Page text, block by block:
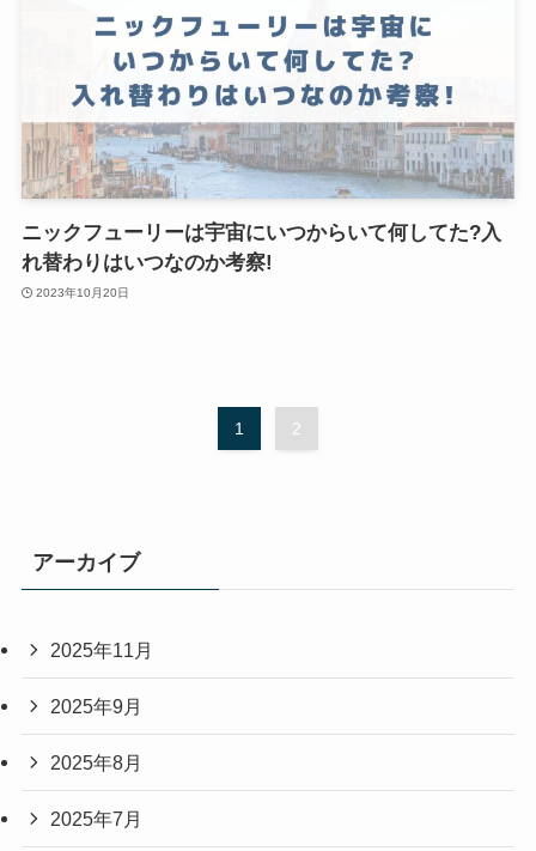
ニックフューリーは宇宙にいつからいて何してた?入
れ替わりはいつなのか考察!
2023年10月20日
1 2
アーカイブ
2025年11月
2025年9月
2025年8月
2025年7月